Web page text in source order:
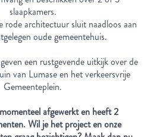
slaapkamers.
rode architectuur sluit naadloos aan
oude gemeentehuis.
een rustgevende uitkijk over de
van Lumase en het verkeersvrije
Gemeenteplein.
afgewerkt en heeft 2
Wil je het project en onze